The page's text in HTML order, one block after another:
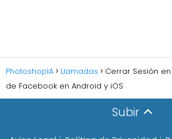
PhotoshopIA Llamadas
Cerrar Sesión
de Facebook en Android y iOS
Subir